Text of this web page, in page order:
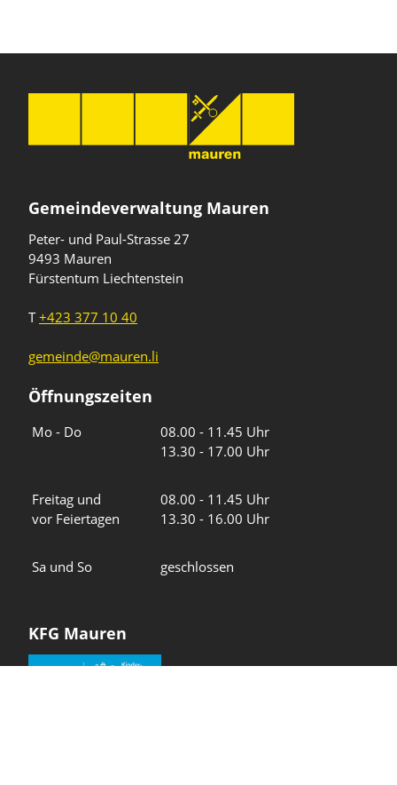
Gemeindeverwaltung Mauren
Peter- und Paul-Strasse 27
9493 Mauren
Fürstentum Liechtenstein
T+423 377 10 40
gemeinde@mauren.li
Öffnungszeiten
Mo - Do
08.00 - 11.45 Uhr
13.30 - 17.00 Uhr
Freitag und
vor Feiertagen
08.00 - 11.45 Uhr
13.30 - 16.00 Uhr
Sa und So geschlossen
KFG Mauren